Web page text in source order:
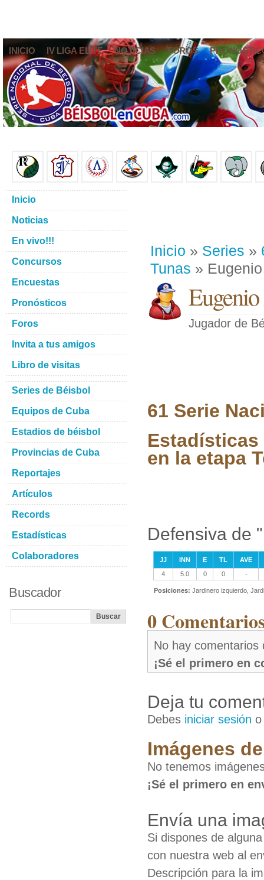
INICIO IV LIGA ELITE NOTICIAS FOROS
Inicio » Series »
Tunas »
Jugador de
61 Serie
Estadísticas
en la etapa
Defensiva de
JJ INN E TL
AVE
4
5.0 0 0 -
Posiciones: Jardinero izquierdo,
0
No hay comentarios
¡Sé el primero en
Deja tu
Debes iniciar sesión
Imágenes
No tenemos
¡Sé el primero en
Envía una
Si dispones de
con nuestra web al
Descripción para la
Inicio
Noticias
En vivo!!!
Concursos
Encuestas
Pronósticos
Foros
Invita a tus amigos
Libro de visitas
Series de Béisbol
Equipos de Cuba
Estadios de béisbol
Provincias de Cuba
Reportajes
Artículos
Records
Estadísticas
Colaboradores
Buscador